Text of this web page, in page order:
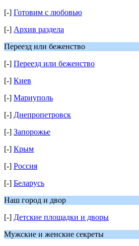
[-] Готовим с любовью
[-] Архив раздела
Переезд или беженство
[-] Переезд или беженство
[-] Киев
[-] Мариуполь
[-] Днепропетровск
[-] Запорожье
[-] Крым
[-] Россия
[-] Беларусь
Наш город и двор
[-] Детские площадки и дворы
Мужские и женские секреты